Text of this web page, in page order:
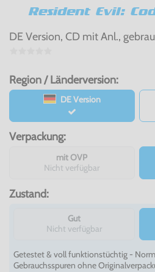
Resident Evil:
DE Version, CD mit Anl.,
Region / Länderversion:
DE Version
Verpackung:
mit OVP
Nicht verfügbar
Zustand:
Gut
Nicht verfügbar
Getestet & voll funktionstüchtig -
Gebrauchsspuren ohne